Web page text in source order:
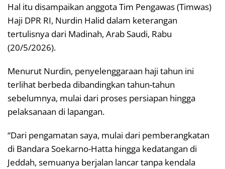
Hal itu disampaikan anggota Tim Pengawas (Timwas)
Haji DPR RI, Nurdin Halid dalam keterangan
tertulisnya dari Madinah, Arab Saudi, Rabu
(20/5/2026).
Menurut Nurdin, penyelenggaraan haji tahun ini
terlihat berbeda dibandingkan tahun-tahun
sebelumnya, mulai dari proses persiapan hingga
pelaksanaan di lapangan.
“Dari pengamatan saya, mulai dari pemberangkatan
di Bandara Soekarno-Hatta hingga kedatangan di
Jeddah, semuanya berjalan lancar tanpa kendala